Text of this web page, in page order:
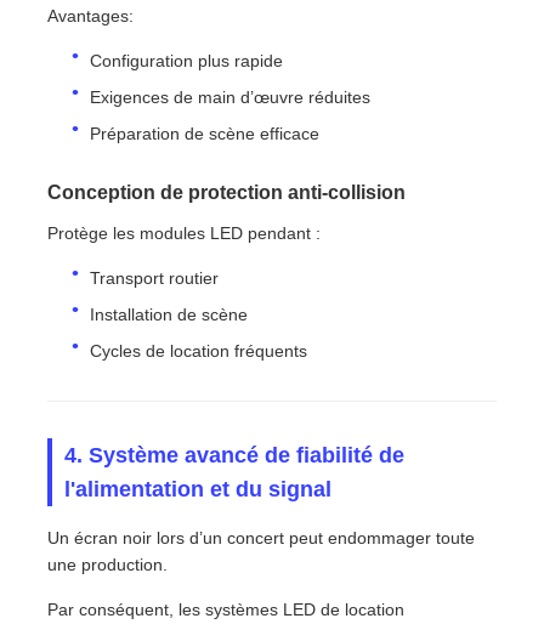
Avantages:
Configuration plus rapide
Exigences de main d’œuvre réduites
Préparation de scène efficace
Conception de protection anti-collision
Protège les modules LED pendant :
Transport routier
Installation de scène
Cycles de location fréquents
4. Système avancé de fiabilité de
l'alimentation et du signal
Un écran noir lors d’un concert peut endommager toute
une production.
Par conséquent, les systèmes LED de location